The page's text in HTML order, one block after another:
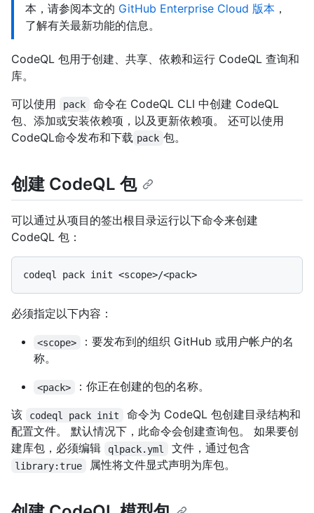
本，请参阅本文的 GitHub Enterprise Cloud 版本 ，
了解有关最新功能的信息。
CodeQL 包用于创建、共享、依赖和运行 CodeQL 查询和
库。
可以使用
pack
命令在 CodeQL CLI 中创建 CodeQL
包、添加或安装依赖项，以及更新依赖项。 还可以使用
CodeQL命令发布和下载 pack 包。
创建 CodeQL 包
可以通过从项目的签出根目录运行以下命令来创建
CodeQL 包：
必须指定以下内容：
<scope>
：要发布到的组织 GitHub 或用户帐户的名
称。
<pack>
：你正在创建的包的名称。
该
codeql pack init
命令为 CodeQL 包创建目录结构和
配置文件。 默认情况下，此命令会创建查询包。 如果要创
建库包，必须编辑
qlpack.yml 文件，通过包含
library:true 属性将文件显式声明为库包。